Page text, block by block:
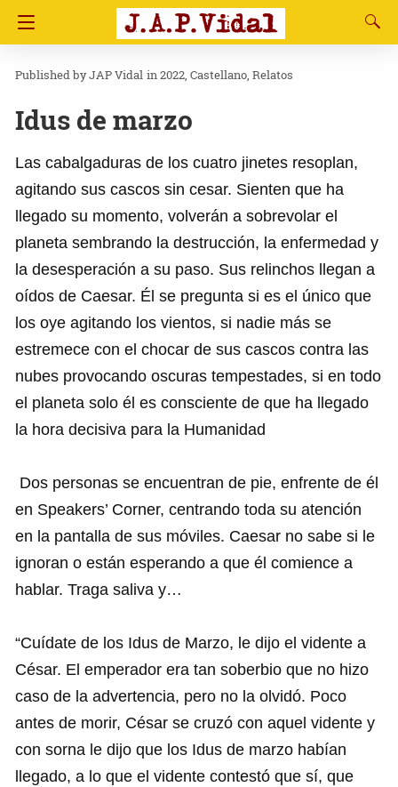
JAP Vidal in2022 Castellano Relatos
Idus de marzo
Las cabalgaduras de los cuatro jinetes resoplan,
agitando sus cascos sin cesar. Sienten que ha
llegado su momento, volverán a sobrevolar el
planeta sembrando la destrucción, la enfermedad y
la desesperación a su paso. Sus relinchos llegan a
oídos de Caesar. Él se pregunta si es el único que
los oye agitando los vientos, si nadie más se
estremece con el chocar de sus cascos contra las
nubes provocando oscuras tempestades, si en todo
el planeta solo él es consciente de que ha llegado
la hora decisiva para la Humanidad
Dos personas se encuentran de pie, enfrente de él
en Speakers’ Corner, centrando toda su atención
en la pantalla de sus móviles. Caesar no sabe si le
ignoran o están esperando a que él comience a
hablar. Traga saliva y…
“Cuídate de los Idus de Marzo, le dijo el vidente a
César. El emperador era tan soberbio que no hizo
caso de la advertencia, pero no la olvidó. Poco
antes de morir, César se cruzó con aquel vidente y
con sorna le dijo que los Idus de marzo habían
llegado, a lo que el vidente contestó que sí, que